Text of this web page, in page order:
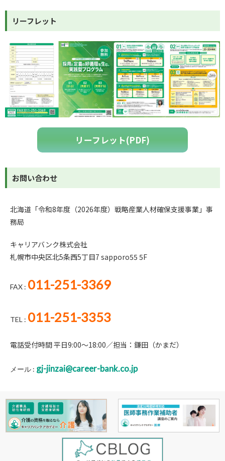
リーフレット
リーフレット(PDF)
お問い合わせ
北海道「令和8年度（2026年度）戦略産業人材確保支援事業」事
務局
キャリアバンク株式会社
札幌市中央区北5条西5丁目7 sapporo55 5F
FAX : 011-251-3369
TEL : 011-251-3353
電話受付時間 平日9:00～18:00／担当：鎌田（かまだ）
メール : gj-jinzai@career-bank.co.jp